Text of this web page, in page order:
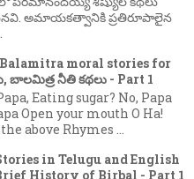
అమాయకత్వానికి ప్రతిరూపాలైన
moral stories for
నీతి కథలు - Part 1
Eating sugar? No, Papa
Open your mouth O Ha!
above Rhymes ...
in Telugu and English
History of Birbal - Part 1